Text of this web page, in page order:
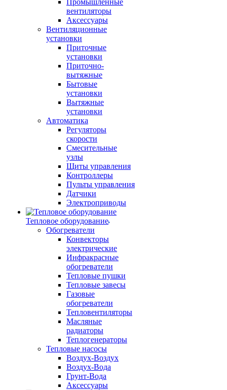
Промышленные
вентиляторы
Аксессуары
Вентиляционные
установки
Приточные
установки
Приточно-
вытяжные
Бытовые
установки
Вытяжные
установки
Автоматика
Регуляторы
скорости
Смесительные
узлы
Щиты управления
Контроллеры
Пульты управления
Датчики
Электроприводы
Тепловое оборудование
Обогреватели
Конвекторы
электрические
Инфракрасные
обогреватели
Тепловые пушки
Тепловые завесы
Газовые
обогреватели
Тепловентиляторы
Масляные
радиаторы
Теплогенераторы
Тепловые насосы
Воздух-Воздух
Воздух-Вода
Грунт-Вода
Аксессуары